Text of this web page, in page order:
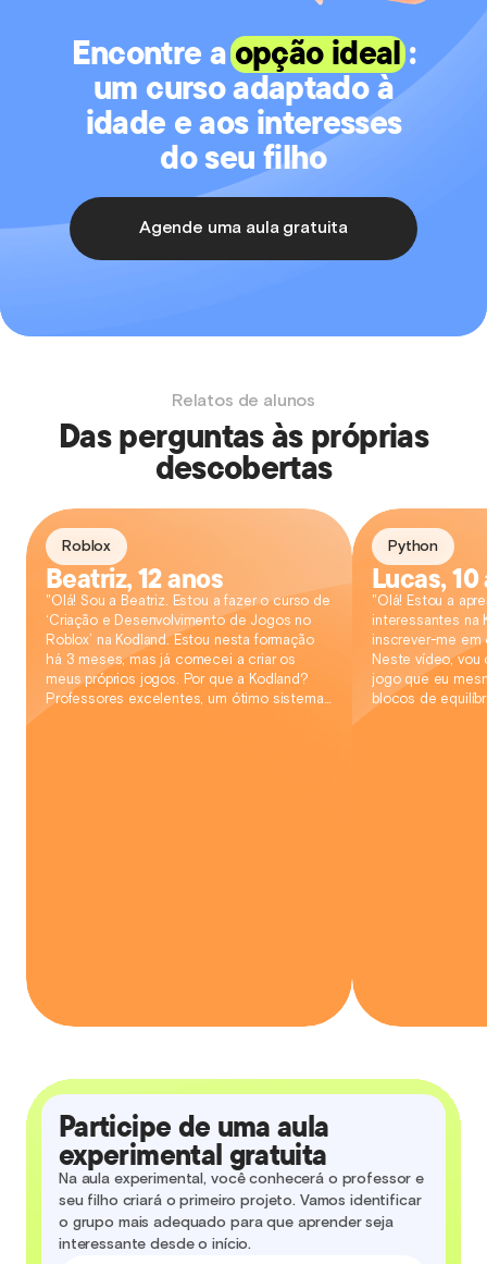
Encontre aopção ideal :
um curso adaptado à
idade e aos interesses
do seu filho
Agende uma aula gratuita
Relatos de alunos
Das perguntas às próprias
descobertas
Roblox
Beatriz, 12 anos
"Olá! Sou a Beatriz. Estou a fazer o curso de
‘Criação e Desenvolvimento de Jogos no
Roblox’ na Kodland. Estou nesta formação
há 3 meses, mas já comecei a criar os
meus próprios jogos. Por que a Kodland?
Professores excelentes, um ótimo sistema
Python
Lucas, 10
"Olá! Estou a
interessantes na
inscrever-me em
Neste vídeo, vou
jogo que eu
blocos de
Participe de uma aula
experimental gratuita
Na aula experimental, você conhecerá o professor e
seu filho criará o primeiro projeto. Vamos identificar
o grupo mais adequado para que aprender seja
interessante desde o início.